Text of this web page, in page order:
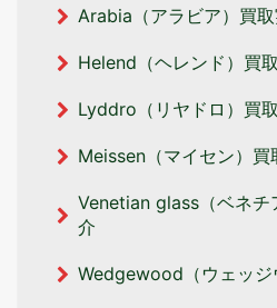
Arabia（アラビア）買
Helend（ヘレンド）買
Lyddro（リヤドロ）買
Meissen（マイセン）買
Venetian glass（ベネチ
介
Wedgewood（ウェッジ